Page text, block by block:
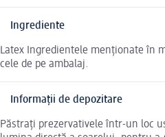
Ingrediente
Latex Ingredientele menționate în
cele de pe ambalaj.
Informații de depozitare
Păstrați prezervativele într-un loc